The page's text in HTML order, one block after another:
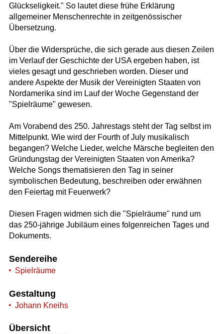
Glückseligkeit." So lautet diese frühe Erklärung
allgemeiner Menschenrechte in zeitgenössischer
Übersetzung.
Über die Widersprüche, die sich gerade aus diesen Zeilen
im Verlauf der Geschichte der USA ergeben haben, ist
vieles gesagt und geschrieben worden. Dieser und
andere Aspekte der Musik der Vereinigten Staaten von
Nordamerika sind im Lauf der Woche Gegenstand der
"Spielräume" gewesen.
Am Vorabend des 250. Jahrestags steht der Tag selbst im
Mittelpunkt. Wie wird der Fourth of July musikalisch
begangen? Welche Lieder, welche Märsche begleiten den
Gründungstag der Vereinigten Staaten von Amerika?
Welche Songs thematisieren den Tag in seiner
symbolischen Bedeutung, beschreiben oder erwähnen
den Feiertag mit Feuerwerk?
Diesen Fragen widmen sich die "Spielräume" rund um
das 250-jährige Jubiläum eines folgenreichen Tages und
Dokuments.
Sendereihe
Spielräume
Gestaltung
Johann Kneihs
Übersicht